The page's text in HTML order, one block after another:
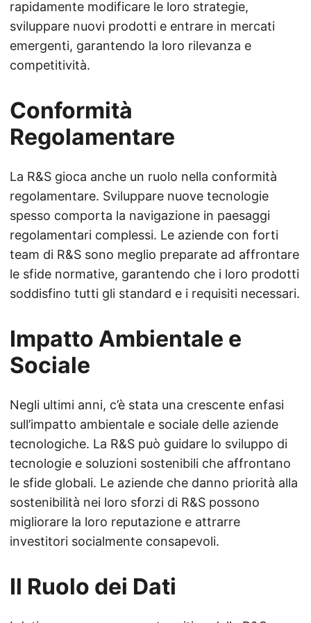
rapidamente modificare le loro strategie,
sviluppare nuovi prodotti e entrare in mercati
emergenti, garantendo la loro rilevanza e
competitività.
Conformità
Regolamentare
La R&S gioca anche un ruolo nella conformità
regolamentare. Sviluppare nuove tecnologie
spesso comporta la navigazione in paesaggi
regolamentari complessi. Le aziende con forti
team di R&S sono meglio preparate ad affrontare
le sfide normative, garantendo che i loro prodotti
soddisfino tutti gli standard e i requisiti necessari.
Impatto Ambientale e
Sociale
Negli ultimi anni, c’è stata una crescente enfasi
sull’impatto ambientale e sociale delle aziende
tecnologiche. La R&S può guidare lo sviluppo di
tecnologie e soluzioni sostenibili che affrontano
le sfide globali. Le aziende che danno priorità alla
sostenibilità nei loro sforzi di R&S possono
migliorare la loro reputazione e attrarre
investitori socialmente consapevoli.
Il Ruolo dei Dati